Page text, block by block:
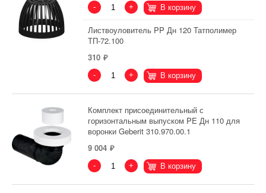
- + В корзину
Листвоуловитель PP Дн 120 Татполимер
ТП-72.100
310
- + В корзину
Комплект присоединительный с
горизонтальным выпуском PE Дн 110 для
воронки Geberit 310.970.00.1
9 004
- + В корзину